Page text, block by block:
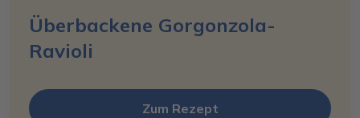
Überbackene Gorgonzola-
Ravioli
Zum Rezept